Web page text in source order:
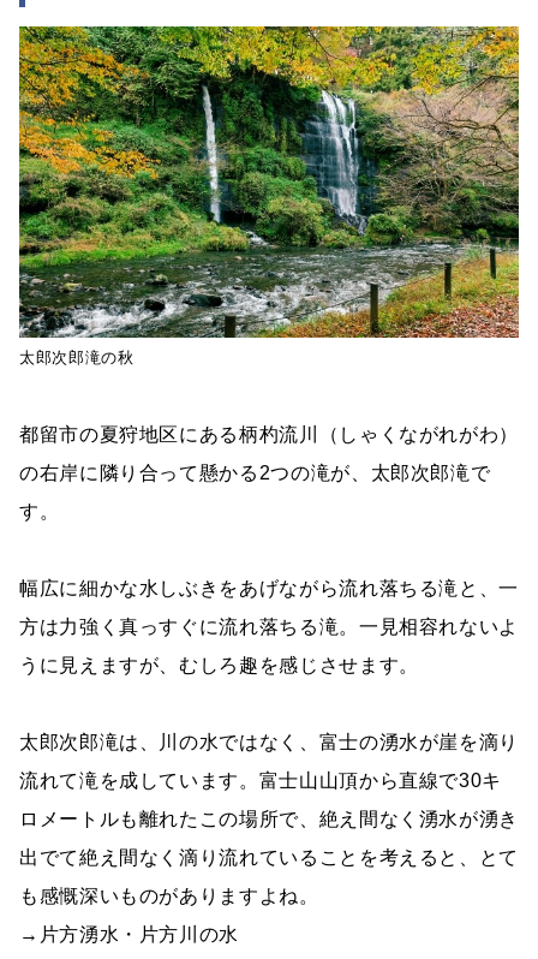
太郎次郎滝の秋
都留市の夏狩地区にある柄杓流川（しゃくながれがわ）
の右岸に隣り合って懸かる2つの滝が、太郎次郎滝で
す。
幅広に細かな水しぶきをあげながら流れ落ちる滝と、一
方は力強く真っすぐに流れ落ちる滝。一見相容れないよ
うに見えますが、むしろ趣を感じさせます。
太郎次郎滝は、川の水ではなく、富士の湧水が崖を滴り
流れて滝を成しています。富士山山頂から直線で30キ
ロメートルも離れたこの場所で、絶え間なく湧水が湧き
出でて絶え間なく滴り流れていることを考えると、とて
も感慨深いものがありますよね。
→片方湧水・片方川の水